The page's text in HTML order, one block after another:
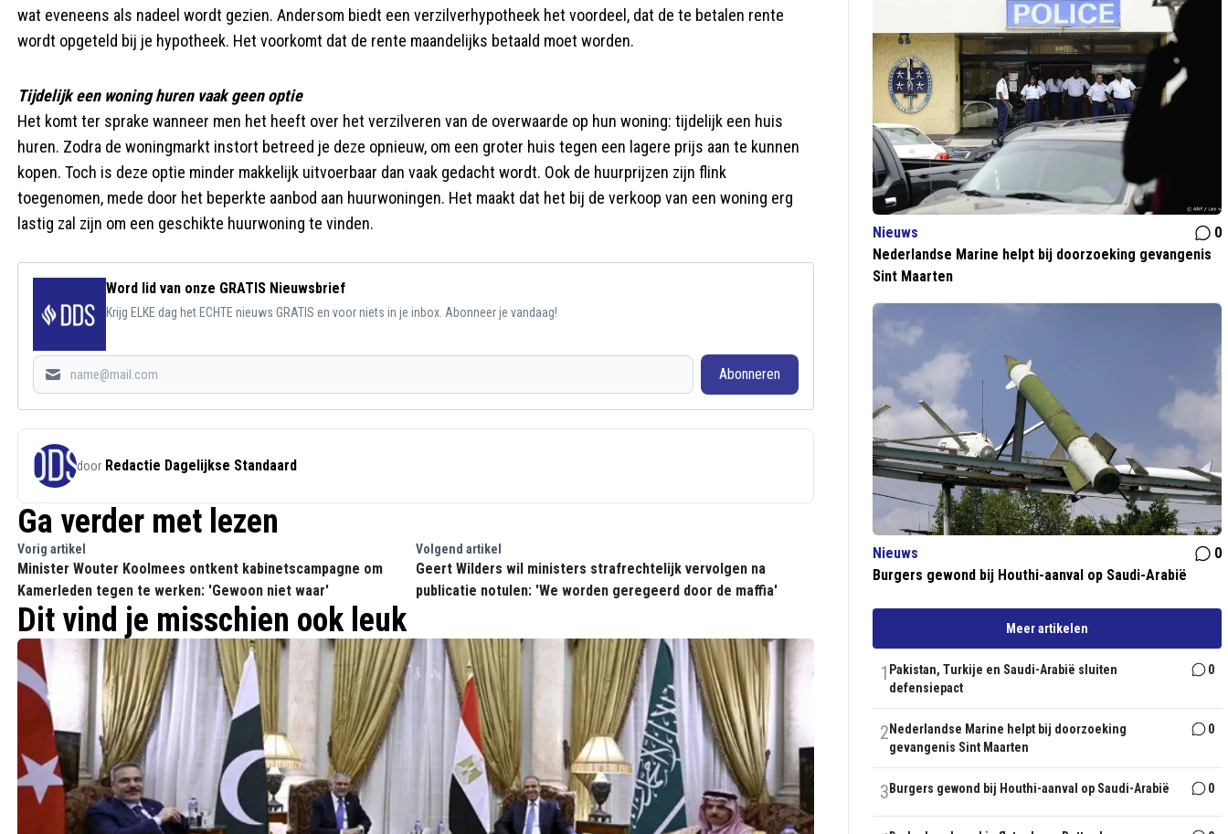
wat eveneens als nadeel wordt gezien. Andersom biedt een verzilverhypotheek het voordeel, dat de te betalen rente
wordt opgeteld bij je hypotheek. Het voorkomt dat de rente maandelijks betaald moet worden.
Tijdelijk een woning huren vaak geen optie
Het komt ter sprake wanneer men het heeft over het verzilveren van de overwaarde op hun woning: tijdelijk een huis
huren. Zodra de woningmarkt instort betreed je deze opnieuw, om een groter huis tegen een lagere prijs aan te kunnen
kopen. Toch is deze optie minder makkelijk uitvoerbaar dan vaak gedacht wordt. Ook de huurprijzen zijn flink
toegenomen, mede door het beperkte aanbod aan huurwoningen. Het maakt dat het bij de verkoop van een woning erg
lastig zal zijn om een geschikte huurwoning te vinden.
Word lid van onze GRATIS Nieuwsbrief
Krijg ELKE dag het ECHTE nieuws GRATIS en voor niets in je inbox. Abonneer je vandaag!
Abonneren
door Redactie Dagelijkse Standaard
Ga verder met lezen
Vorig artikel
Minister Wouter Koolmees ontkent kabinetscampagne om
Kamerleden tegen te werken: 'Gewoon niet waar'
Volgend artikel
Geert Wilders wil ministers strafrechtelijk vervolgen na
publicatie notulen: 'We worden geregeerd door de maffia'
Dit vind je misschien ook leuk
Nieuws
0
Nederlandse Marine helpt bij doorzoeking gevangenis
Sint Maarten
Nieuws
0
Burgers gewond bij Houthi-aanval op Saudi-Arabië
Meer artikelen
1 Pakistan, Turkije en Saudi-Arabië sluiten
defensiepact
0
2 Nederlandse Marine helpt bij doorzoeking
gevangenis Sint Maarten
0
3 Burgers gewond bij Houthi-aanval op Saudi-Arabië 0